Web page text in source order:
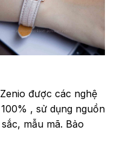
được các nghệ
, sử dụng nguồn
mẫu mã. Bảo